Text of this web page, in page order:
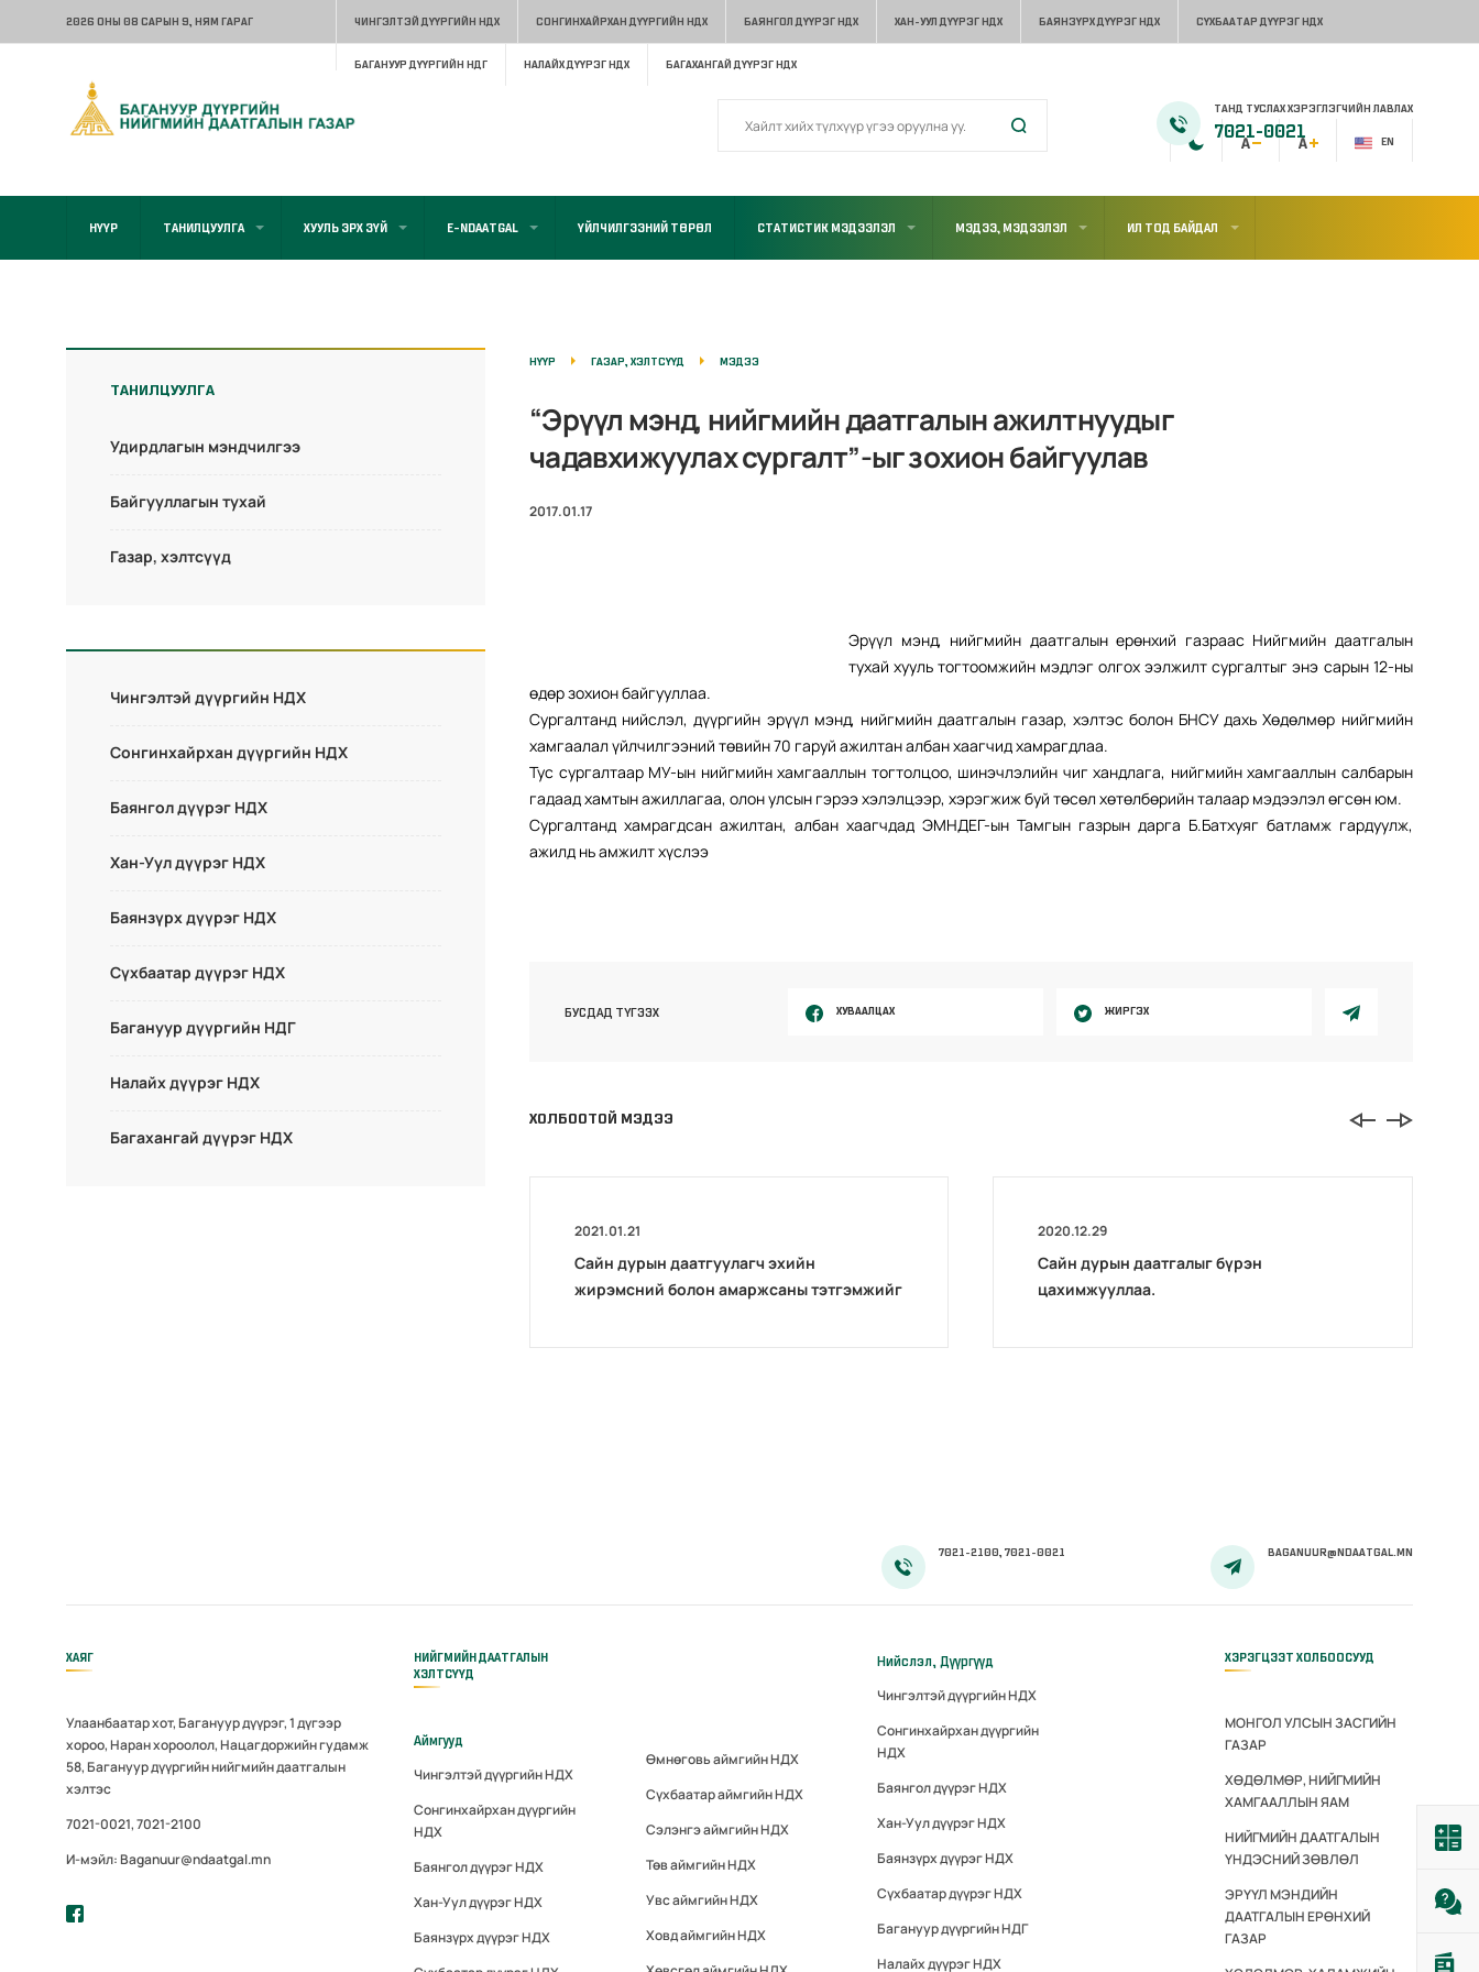
2026 ОНЫ 08 САРЫН 9, НЯМ ГАРАГ ЧИНГЭЛТЭЙ ДҮҮРГИЙН НДХ СОНГИНХАЙРХАН ДҮҮРГИЙН НДХ БАЯНГОЛ ДҮҮРЭГ НДХ ХАН-УУЛ ДҮҮРЭГ НДХ БАЯНЗҮРХ ДҮҮРЭГ НДХ СҮХБААТАР ДҮҮРЭГ НДХ
БАГАНУУР ДҮҮРГИЙН НДГ НАЛАЙХ ДҮҮРЭГ НДХ БАГАХАНГАЙ ДҮҮРЭГ НДХ
EN
ТАНД ТУСЛАХ ХЭРЭГЛЭГЧИЙН ЛАВЛАХ
7021-0021
НҮҮР ТАНИЛЦУУЛГА ХУУЛЬ ЭРХ ЗҮЙ E-NDAATGAL ҮЙЛЧИЛГЭЭНИЙ ТӨРӨЛ СТАТИСТИК МЭДЭЭЛЭЛ МЭДЭЭ, МЭДЭЭЛЭЛ ИЛ ТОД БАЙДАЛ
ТАНИЛЦУУЛГА
Удирдлагын мэндчилгээ
Байгууллагын тухай
Газар, хэлтсүүд
Чингэлтэй дүүргийн НДХ
Сонгинхайрхан дүүргийн НДХ
Баянгол дүүрэг НДХ
Хан-Уул дүүрэг НДХ
Баянзүрх дүүрэг НДХ
Сүхбаатар дүүрэг НДХ
Багануур дүүргийн НДГ
Налайх дүүрэг НДХ
Багахангай дүүрэг НДХ
НҮҮР ГАЗАР, ХЭЛТСҮҮД МЭДЭЭ
“Эрүүл мэнд, нийгмийн даатгалын ажилтнуудыг
чадавхижуулах сургалт”-ыг зохион байгуулав
2017.01.17
Эрүүл мэнд, нийгмийн даатгалын ерөнхий газраас Нийгмийн даатгалын
тухай хууль тогтоомжийн мэдлэг олгох ээлжилт сургалтыг энэ сарын 12-ны
өдөр зохион байгууллаа.
Сургалтанд нийслэл, дүүргийн эрүүл мэнд, нийгмийн даатгалын газар, хэлтэс болон БНСУ дахь Хөдөлмөр нийгмийн
хамгаалал үйлчилгээний төвийн 70 гаруй ажилтан албан хаагчид хамрагдлаа.
Тус сургалтаар МУ-ын нийгмийн хамгааллын тогтолцоо, шинэчлэлийн чиг хандлага, нийгмийн хамгааллын салбарын
гадаад хамтын ажиллагаа, олон улсын гэрээ хэлэлцээр, хэрэгжиж буй төсөл хөтөлбөрийн талаар мэдээлэл өгсөн юм.
Сургалтанд хамрагдсан ажилтан, албан хаагчдад ЭМНДЕГ-ын Тамгын газрын дарга Б.Батхуяг батламж гардуулж,
ажилд нь амжилт хүслээ
БУСДАД ТҮГЭЭХ ХУВААЛЦАХ ЖИРГЭХ
ХОЛБООТОЙ МЭДЭЭ
2021.01.21
Сайн дурын даатгуулагч эхийн
жирэмсний болон амаржсаны тэтгэмжийг
2020.12.29
Сайн дурын даатгалыг бүрэн
цахимжууллаа.
7021-2100, 7021-0021 BAGANUUR@NDAATGAL.MN
ХАЯГ
Улаанбаатар хот, Багануур дүүрэг, 1 дүгээр
хороо, Наран хороолол, Нацагдоржийн гудамж
58, Багануур дүүргийн нийгмийн даатгалын
хэлтэс
7021-0021, 7021-2100
И-мэйл: Baganuur@ndaatgal.mn
НИЙГМИЙН ДААТГАЛЫН
ХЭЛТСҮҮД
Аймгууд
Чингэлтэй дүүргийн НДХ
Сонгинхайрхан дүүргийн
НДХ
Баянгол дүүрэг НДХ
Хан-Уул дүүрэг НДХ
Баянзүрх дүүрэг НДХ
Өмнөговь аймгийн НДХ
Сүхбаатар аймгийн НДХ
Сэлэнгэ аймгийн НДХ
Төв аймгийн НДХ
Увс аймгийн НДХ
Ховд аймгийн НДХ
Нийслэл, Дүүргүүд
Чингэлтэй дүүргийн НДХ
Сонгинхайрхан дүүргийн
НДХ
Баянгол дүүрэг НДХ
Хан-Уул дүүрэг НДХ
Баянзүрх дүүрэг НДХ
Сүхбаатар дүүрэг НДХ
Багануур дүүргийн НДГ
Налайх дүүрэг НДХ
ХЭРЭГЦЭЭТ ХОЛБООСУУД
МОНГОЛ УЛСЫН ЗАСГИЙН
ГАЗАР
ХӨДӨЛМӨР, НИЙГМИЙН
ХАМГААЛЛЫН ЯАМ
НИЙГМИЙН ДААТГАЛЫН
ҮНДЭСНИЙ ЗӨВЛӨЛ
ЭРҮҮЛ МЭНДИЙН
ДААТГАЛЫН ЕРӨНХИЙ
ГАЗАР